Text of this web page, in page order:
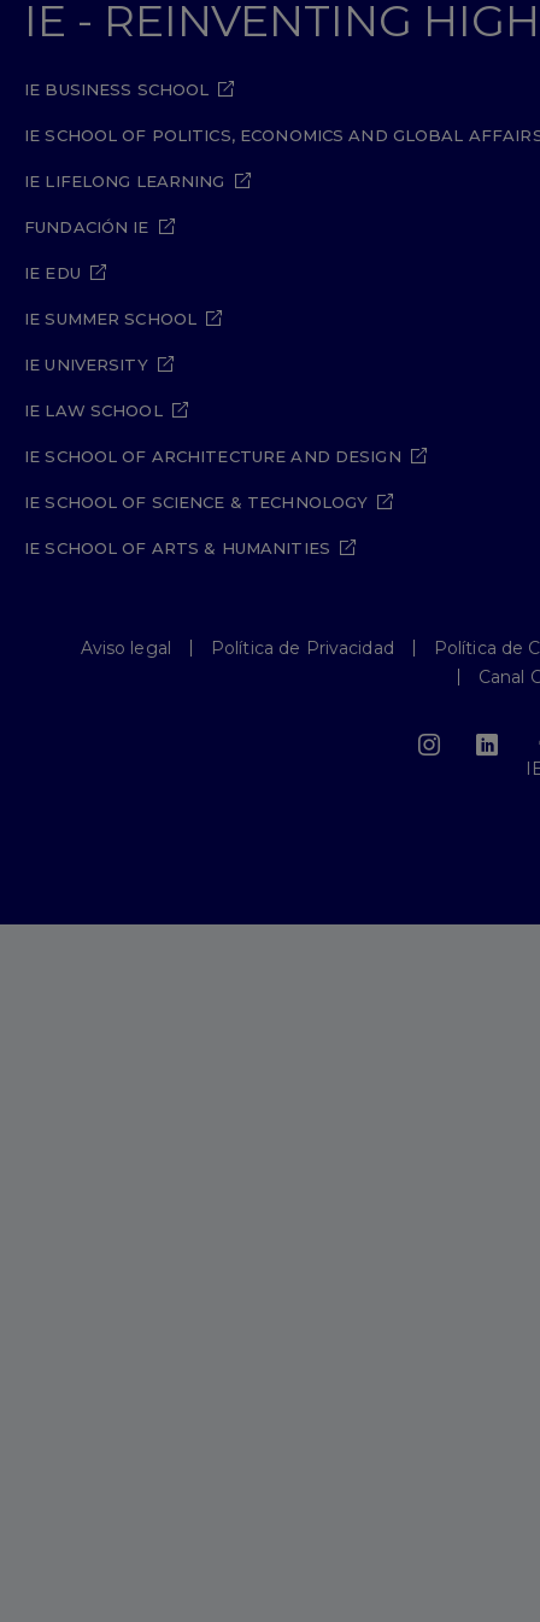
IE - REINVENTING
IE BUSINESS SCHOOL
IE SCHOOL OF POLITICS, ECONOMICS AND GLOBAL
IE LIFELONG LEARNING
FUNDACIÓN IE
IE EDU
IE SUMMER SCHOOL
IE UNIVERSITY
IE LAW SCHOOL
IE SCHOOL OF ARCHITECTURE AND DESIGN
IE SCHOOL OF SCIENCE & TECHNOLOGY
IE SCHOOL OF ARTS & HUMANITIES
Aviso legal Política de Privacidad
Política de
Canal